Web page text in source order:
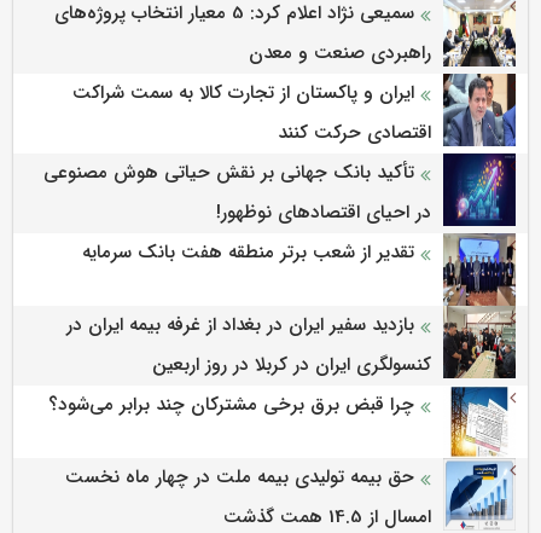
سمیعی‌ نژاد اعلام کرد: 5 معیار انتخاب پروژه‌های
راهبردی صنعت و معدن
ایران و پاکستان از تجارت کالا به سمت شراکت
اقتصادی حرکت کنند
تأکید بانک جهانی بر نقش حیاتی هوش مصنوعی
در احیای اقتصادهای نوظهور!
تقدیر از شعب برتر منطقه هفت بانک سرمایه
بازدید سفیر ایران در بغداد از غرفه بیمه ایران در
کنسولگری ایران در کربلا در روز اربعین
چرا قبض برق برخی مشترکان چند برابر می‌شود؟
حق بیمه تولیدی بیمه ملت در چهار ماه نخست
امسال از 14.5 همت گذشت